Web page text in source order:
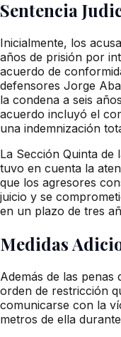
Sentencia
Inicialmente, los
años de prisión por
acuerdo de
defensores Jorge
la condena a seis
acuerdo incluyó el
una indemnización
La Sección Quinta de
tuvo en cuenta la
que los agresores
juicio y se
en un plazo de tres
Medidas
Además de las
orden de restricción
comunicarse con la
metros de ella